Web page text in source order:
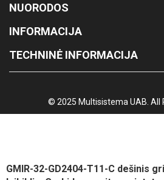
NUORODOS
INFORMACIJA
TECHNINĖ INFORMACIJA
© 2025 Multisistema UAB. All
GMIR-32-GD2404-T11-C dešinis